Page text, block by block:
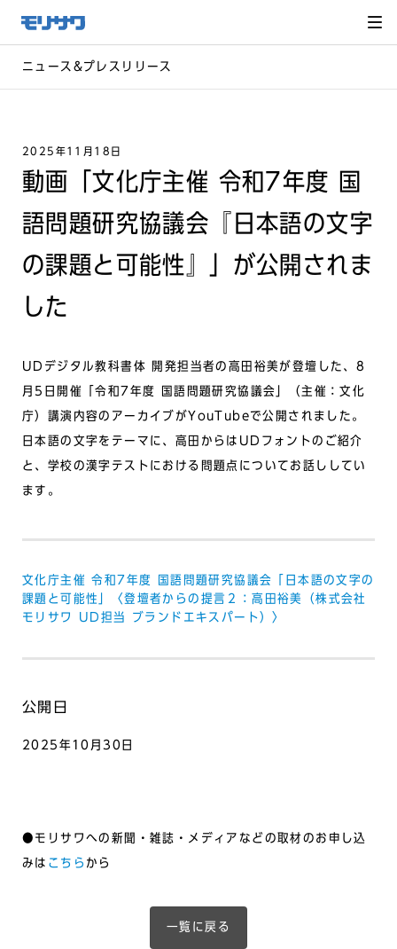
メ
ニュー
飛ばし
へ移動
ニュース&プレスリリース
2025年11月18日
動画「文化庁主催 令和7年度 国
語問題研究協議会『日本語の文字
の課題と可能性』」が公開されま
した
UDデジタル教科書体 開発担当者の高田裕美が登壇した、 8
月5日開催「令和7年度 国語問題研究協議会」（主催：文化
庁） 講演内容のアーカイブがYouTubeで公開されました。
日本語の文字をテーマに、高田からはUDフォントのご紹介
と、学校の漢字テストにおける問題点についてお話ししてい
ます。
文化庁主催 令和7年度 国語問題研究協議会「日本語の文字の
課題と可能性」〈登壇者からの提言２：高田裕美（株式会社
モリサワ UD担当 ブランドエキスパート）〉
公開日
2025年10月30日
●モリサワへの新聞・雑誌・メディアなどの取材のお申し込
みは こちら から
一覧に戻る